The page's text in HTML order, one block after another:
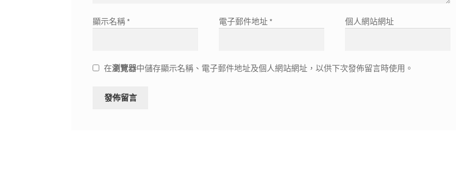
顯示名稱 * 電子郵件地址 * 個人網站網址
在瀏覽器中儲存顯示名稱、電子郵件地址及個人網站網址，以供下次發佈留言時使用。